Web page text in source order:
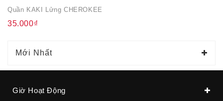
Quần KAKI Lửng CHEROKEE
35.000₫
Mới Nhất
Giờ Hoạt Động